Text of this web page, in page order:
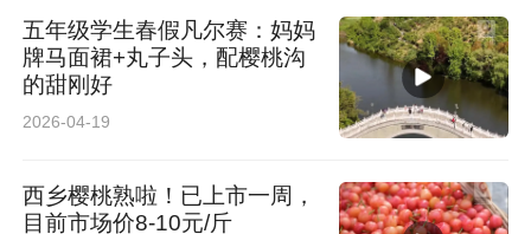
五年级学生春假凡尔赛：妈妈
牌马面裙+丸子头，配樱桃沟
的甜刚好
2026-04-19
西乡樱桃熟啦！已上市一周，
目前市场价8-10元/斤